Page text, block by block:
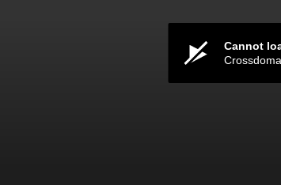
Cannot